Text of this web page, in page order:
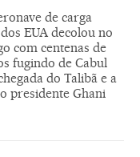
de carga
EUA decolou no
com centenas de
fugindo de Cabul
do Talibã e a
presidente Ghani